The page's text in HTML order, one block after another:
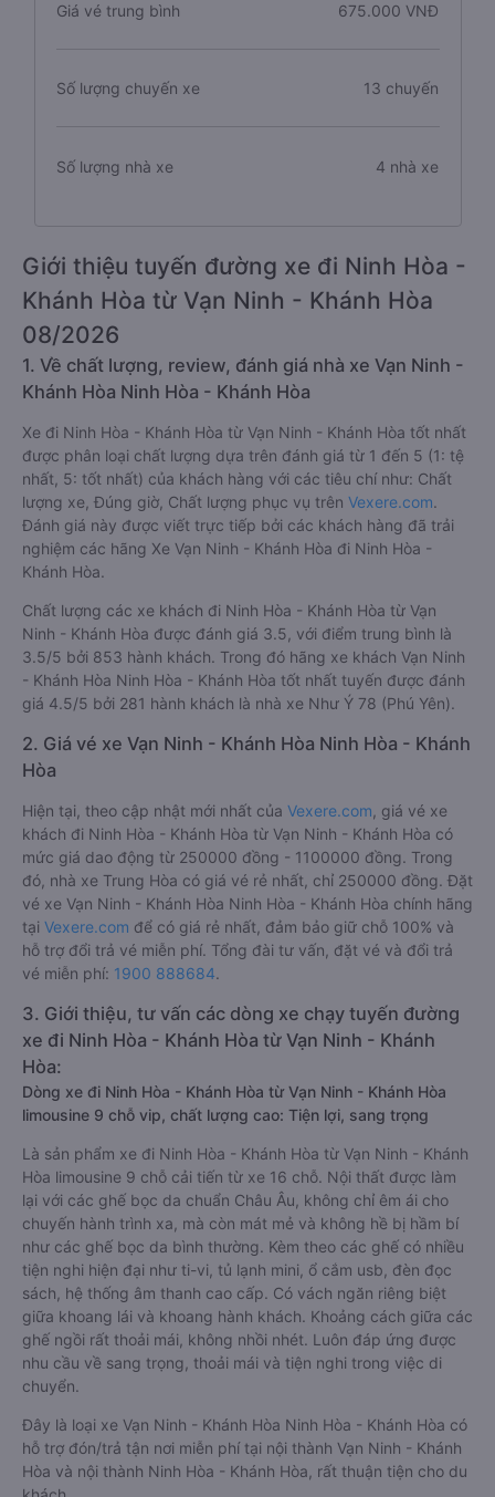
Giá vé trung bình 675.000 VNĐ
Số lượng chuyến xe 13 chuyến
Số lượng nhà xe 4 nhà xe
Giới thiệu tuyến đường xe đi Ninh Hòa -
Khánh Hòa từ Vạn Ninh - Khánh Hòa
08/2026
1. Về chất lượng, review, đánh giá nhà xe Vạn Ninh -
Khánh Hòa Ninh Hòa - Khánh Hòa
Xe đi Ninh Hòa - Khánh Hòa từ Vạn Ninh - Khánh Hòa tốt nhất
được phân loại chất lượng dựa trên đánh giá từ 1 đến 5 (1: tệ
nhất, 5: tốt nhất) của khách hàng với các tiêu chí như: Chất
lượng xe, Đúng giờ, Chất lượng phục vụ trên Vexere.com.
Đánh giá này được viết trực tiếp bởi các khách hàng đã trải
nghiệm các hãng Xe Vạn Ninh - Khánh Hòa đi Ninh Hòa -
Khánh Hòa.
Chất lượng các xe khách đi Ninh Hòa - Khánh Hòa từ Vạn
Ninh - Khánh Hòa được đánh giá 3.5, với điểm trung bình là
3.5/5 bởi 853 hành khách. Trong đó hãng xe khách Vạn Ninh
- Khánh Hòa Ninh Hòa - Khánh Hòa tốt nhất tuyến được đánh
giá 4.5/5 bởi 281 hành khách là nhà xe Như Ý 78 (Phú Yên).
2. Giá vé xe Vạn Ninh - Khánh Hòa Ninh Hòa - Khánh
Hòa
Hiện tại, theo cập nhật mới nhất của Vexere.com , giá vé xe
khách đi Ninh Hòa - Khánh Hòa từ Vạn Ninh - Khánh Hòa có
mức giá dao động từ 250000 đồng - 1100000 đồng. Trong
đó, nhà xe Trung Hòa có giá vé rẻ nhất, chỉ 250000 đồng. Đặt
vé xe Vạn Ninh - Khánh Hòa Ninh Hòa - Khánh Hòa chính hãng
tại Vexere.com để có giá rẻ nhất, đảm bảo giữ chỗ 100% và
hỗ trợ đổi trả vé miễn phí. Tổng đài tư vấn, đặt vé và đổi trả
vé miễn phí: 1900 888684.
3. Giới thiệu, tư vấn các dòng xe chạy tuyến đường
xe đi Ninh Hòa - Khánh Hòa từ Vạn Ninh - Khánh
Hòa:
Dòng xe đi Ninh Hòa - Khánh Hòa từ Vạn Ninh - Khánh Hòa
limousine 9 chỗ vip, chất lượng cao: Tiện lợi, sang trọng
Là sản phẩm xe đi Ninh Hòa - Khánh Hòa từ Vạn Ninh - Khánh
Hòa limousine 9 chỗ cải tiến từ xe 16 chỗ. Nội thất được làm
lại với các ghế bọc da chuẩn Châu Âu, không chỉ êm ái cho
chuyến hành trình xa, mà còn mát mẻ và không hề bị hầm bí
như các ghế bọc da bình thường. Kèm theo các ghế có nhiều
tiện nghi hiện đại như ti-vi, tủ lạnh mini, ổ cắm usb, đèn đọc
sách, hệ thống âm thanh cao cấp. Có vách ngăn riêng biệt
giữa khoang lái và khoang hành khách. Khoảng cách giữa các
ghế ngồi rất thoải mái, không nhồi nhét. Luôn đáp ứng được
nhu cầu về sang trọng, thoải mái và tiện nghi trong việc di
chuyển.
Đây là loại xe Vạn Ninh - Khánh Hòa Ninh Hòa - Khánh Hòa có
hỗ trợ đón/trả tận nơi miễn phí tại nội thành Vạn Ninh - Khánh
Hòa và nội thành Ninh Hòa - Khánh Hòa, rất thuận tiện cho du